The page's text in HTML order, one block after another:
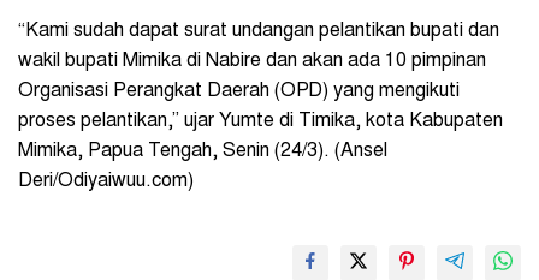
“Kami sudah dapat surat undangan pelantikan bupati dan
wakil bupati Mimika di Nabire dan akan ada 10 pimpinan
Organisasi Perangkat Daerah (OPD) yang mengikuti
proses pelantikan,” ujar Yumte di Timika, kota Kabupaten
Mimika, Papua Tengah, Senin (24/3). (Ansel
Deri/Odiyaiwuu.com)